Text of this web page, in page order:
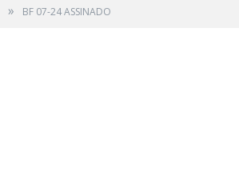
» BF 07-24 ASSINADO